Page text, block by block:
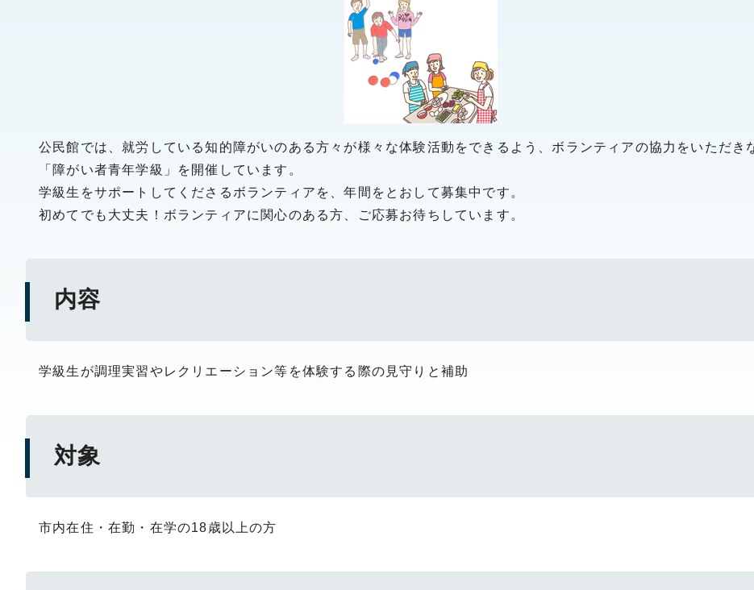
公民館では、就労している知的障がいのある方々が様々な体験活動をできるよう、ボランティアの協力をいただき
「障がい者青年学級」を開催しています。
学級生をサポートしてくださるボランティアを、年間をとおして募集中です。
初めてでも大丈夫！ボランティアに関心のある方、ご応募お待ちしています。
内容
学級生が調理実習やレクリエーション等を体験する際の見守りと補助
対象
市内在住・在勤・在学の18歳以上の方